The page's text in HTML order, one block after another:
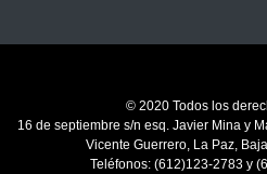
© 2020 Todos los
16 de septiembre s/n esq. Javier Mina y
Vicente Guerrero, La Paz,
Teléfonos: (612)123-2783 y